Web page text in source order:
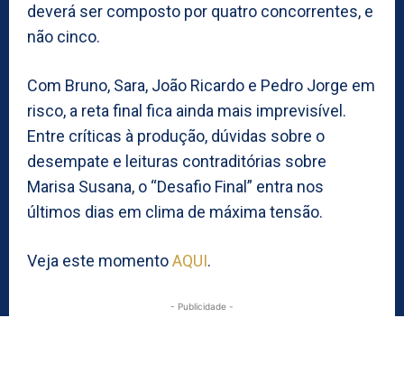
deverá ser composto por quatro concorrentes, e
não cinco.
Com Bruno, Sara, João Ricardo e Pedro Jorge em
risco, a reta final fica ainda mais imprevisível.
Entre críticas à produção, dúvidas sobre o
desempate e leituras contraditórias sobre
Marisa Susana, o “Desafio Final” entra nos
últimos dias em clima de máxima tensão.
Veja este momentoAQUI.
- Publicidade -